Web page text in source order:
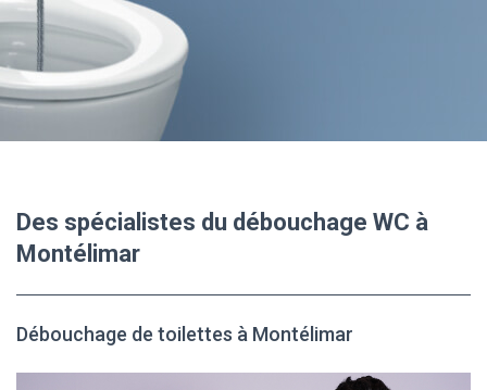
Des spécialistes du débouchage WC à
Montélimar
Débouchage de toilettes à Montélimar